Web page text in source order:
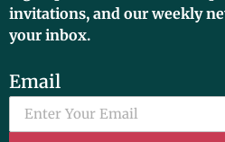
invitations, and our weekly
your inbox.
Email